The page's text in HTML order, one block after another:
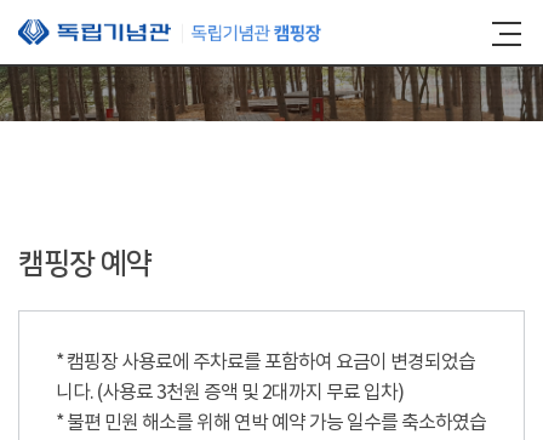
본문 바로가기
캠핑장 예약
* 캠핑장 사용료에 주차료를 포함하여 요금이 변경되었습
니다. (사용료 3천원 증액 및 2대까지 무료 입차)
* 불편 민원 해소를 위해 연박 예약 가능 일수를 축소하였습